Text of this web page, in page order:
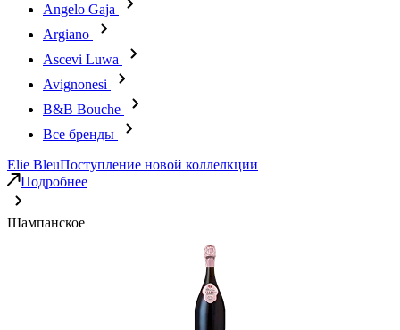
Angelo Gaja
Argiano
Ascevi Luwa
Avignonesi
B&B Bouche
Все бренды
Elie BleuПоступление новой коллелкции
Подробнее
Шампанское